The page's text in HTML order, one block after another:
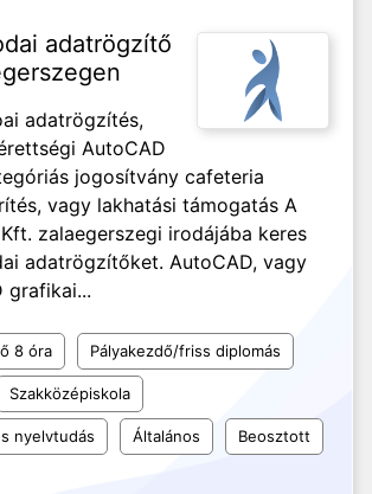
adatrögzítő
adatrögzítés,
AutoCAD
jogosítvány cafeteria
vagy lakhatási támogatás A
zalaegerszegi irodájába keres
adatrögzítőket. AutoCAD, vagy
grafikai...
8 óra Pályakezdő/friss diplomás
Szakközépiskola
nyelvtudás Általános Beosztott